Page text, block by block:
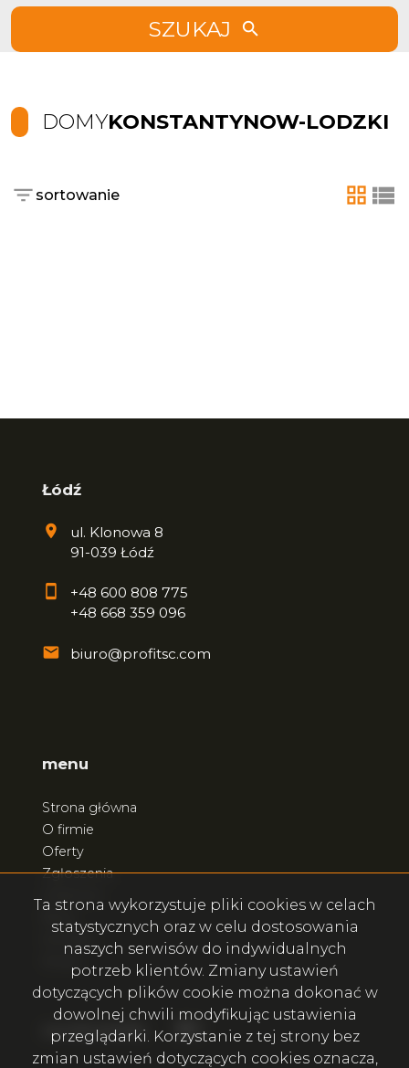
SZUKAJ
DOMYKONSTANTYNOW-LODZKI
sortowanie
tabela
Łódź
ul. Klonowa 8
91-039 Łódź
+48 600 808 775
+48 668 359 096
biuro@profitsc.com
menu
Strona główna
O firmie
Oferty
Zgłoszenia
Kontakt
social.media Facebook
Facebook
Ta strona wykorzystuje pliki cookies w celach
statystycznych oraz w celu dostosowania
naszych serwisów do indywidualnych
potrzeb klientów. Zmiany ustawień
dotyczących plików cookie można dokonać w
dowolnej chwili modyfikując ustawienia
przeglądarki. Korzystanie z tej strony bez
zmian ustawień dotyczących cookies oznacza,